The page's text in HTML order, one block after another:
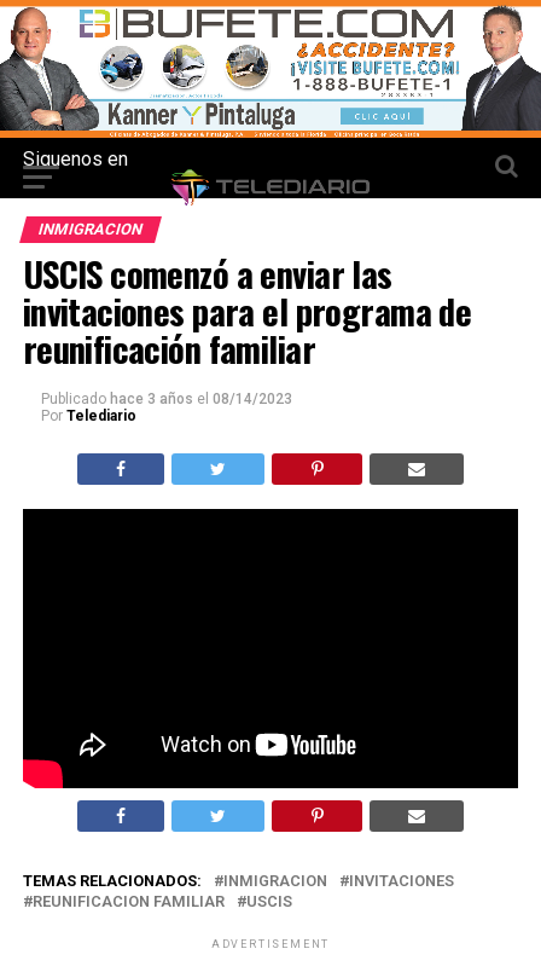
Siguenos en
INMIGRACION
USCIS comenzó a enviar las
invitaciones para el programa de
reunificación familiar
Publicado hace 3 años el 08/14/2023
Por Telediario
TEMAS RELACIONADOS: INMIGRACION
INVITACIONES
REUNIFICACION FAMILIAR
USCIS
ADVERTISEMENT